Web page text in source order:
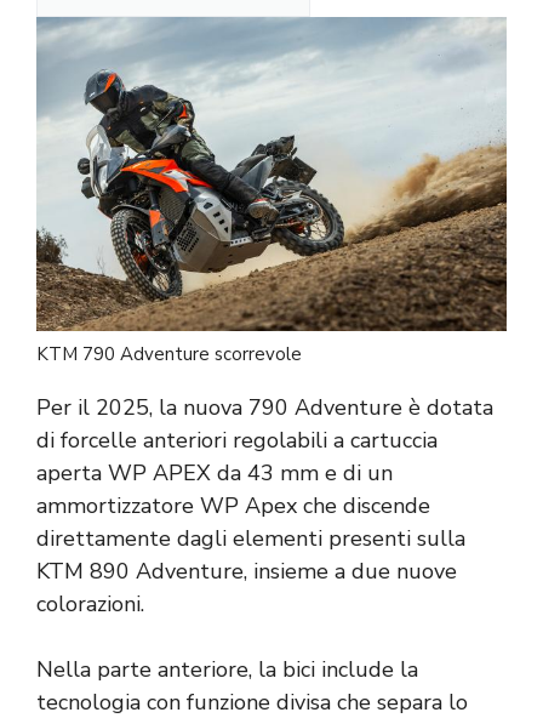
KTM 790 Adventure scorrevole
Per il 2025, la nuova 790 Adventure è dotata
di forcelle anteriori regolabili a cartuccia
aperta WP APEX da 43 mm e di un
ammortizzatore WP Apex che discende
direttamente dagli elementi presenti sulla
KTM 890 Adventure, insieme a due nuove
colorazioni.
Nella parte anteriore, la bici include la
tecnologia con funzione divisa che separa lo